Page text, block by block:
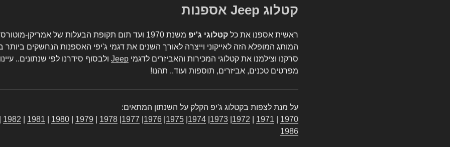
קטלוג Jeep אספנות
ראשית אספנו את כל קטלוגי ג'יפ
משנת 1970 ועד תום תקופת הבעלות של אמריקן-
המותג המופלא הזה לאייקוני וייצרה לאורך השנים את דגמי ג'יפי האספנות הנחשקים
סרקנו וצילמנו את קטלוגי המכירות והאביזרים לדגמי Jeep ולבסוף סידרנו לפי שנתונים..
מפרטים טכנים, אביזרים, תוספות ועוד.. תהנו!
על מנת לצפות בקטלוג ג'יפ הקלק על השנתון המתאים:
1970
1971
1972
1973
1974
1975
1976
1977
1978
1979
1980
1981
1982
1986